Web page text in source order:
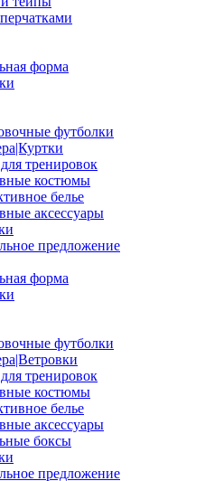
форма
футболки
тренировок
костюмы
белье
аксессуары
предложение
форма
футболки
тренировок
костюмы
белье
аксессуары
боксы
предложение